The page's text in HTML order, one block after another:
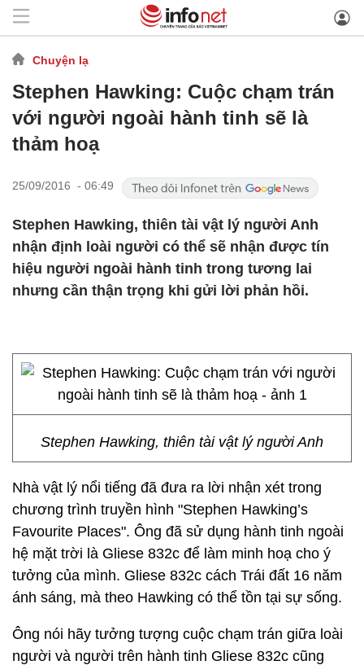
Chuyện lạ
Stephen Hawking: Cuộc chạm trán
với người ngoài hành tinh sẽ là
thảm hoạ
25/09/2016 - 06:49
Stephen Hawking, thiên tài vật lý người Anh
nhận định loài người có thể sẽ nhận được tín
hiệu người ngoài hành tinh trong tương lai
nhưng cần thận trọng khi gửi lời phản hồi.
Stephen Hawking, thiên tài vật lý người Anh
Nhà vật lý nổi tiếng đã đưa ra lời nhận xét trong
chương trình truyền hình "Stephen Hawking’s
Favourite Places". Ông đã sử dụng hành tinh ngoài
hệ mặt trời là Gliese 832c để làm minh hoạ cho ý
tưởng của mình. Gliese 832c cách Trái đất 16 năm
ánh sáng, mà theo Hawking có thể tồn tại sự sống.
Ông nói hãy tưởng tượng cuộc chạm trán giữa loài
người và người trên hành tinh Gliese 832c cũng